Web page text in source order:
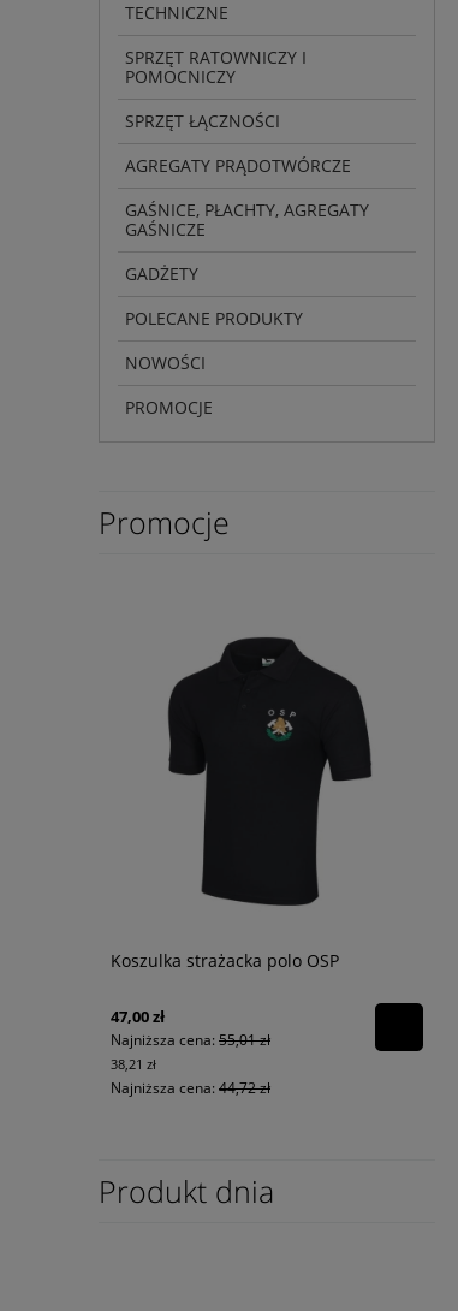
TECHNICZNE
SPRZĘT RATOWNICZY I
POMOCNICZY
SPRZĘT ŁĄCZNOŚCI
AGREGATY PRĄDOTWÓRCZE
GAŚNICE, PŁACHTY, AGREGATY
GAŚNICZE
GADŻETY
POLECANE PRODUKTY
NOWOŚCI
PROMOCJE
Promocje
Koszulka strażacka polo OSP
47,00 zł
Najniższa cena: 55,01 zł
38,21 zł
Najniższa cena: 44,72 zł
Produkt dnia